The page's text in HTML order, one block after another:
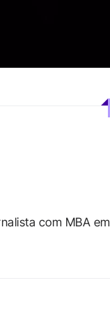
com MBA em